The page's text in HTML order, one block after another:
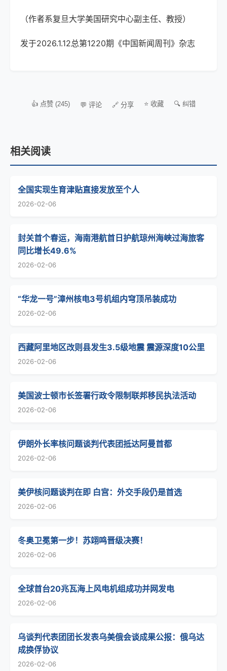
（作者系复旦大学美国研究中心副主任、教授）
发于2026.1.12总第1220期《中国新闻周刊》杂志
👍 点赞 (245) 💬 评论 🔗 分享 ⭐ 收藏 🔍 纠错
相关阅读
全国实现生育津贴直接发放至个人
2026-02-06
封关首个春运，海南港航首日护航琼州海峡过海旅客
同比增长49.6%
2026-02-06
“华龙一号”漳州核电3号机组内穹顶吊装成功
2026-02-06
西藏阿里地区改则县发生3.5级地震 震源深度10公里
2026-02-06
美国波士顿市长签署行政令限制联邦移民执法活动
2026-02-06
伊朗外长率核问题谈判代表团抵达阿曼首都
2026-02-06
美伊核问题谈判在即 白宫：外交手段仍是首选
2026-02-06
冬奥卫冕第一步！苏翊鸣晋级决赛！
2026-02-06
全球首台20兆瓦海上风电机组成功并网发电
2026-02-06
乌谈判代表团团长发表乌美俄会谈成果公报：俄乌达
成换俘协议
2026-02-06